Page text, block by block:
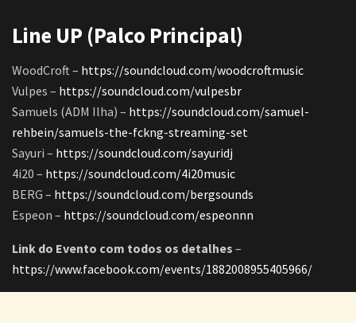
Line UP (Palco Principal)
WoodCroft – https://soundcloud.com/woodcroftmusic
Vulpes – https://soundcloud.com/vulpesbr
Samuels (ADM Ilha) – https://soundcloud.com/samuel-
rehbein/samuels-the-fckng-streaming-set
Sayuri – https://soundcloud.com/sayuridj
4i20 – https://soundcloud.com/4i20music
BERG – https://soundcloud.com/bergsounds
Espeon – https://soundcloud.com/espeonnn
Link do Evento com todos os detalhes –
https://www.facebook.com/events/1882008955405966/